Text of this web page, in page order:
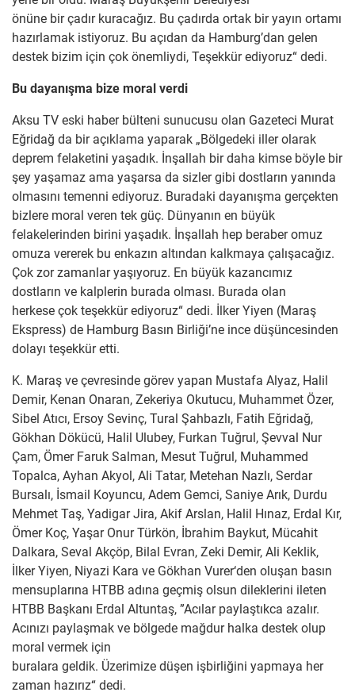
önüne bir çadır kuracağız. Bu çadırda ortak bir yayın ortamı
hazırlamak istiyoruz. Bu açıdan da Hamburg’dan gelen
destek bizim için çok önemliydi, Teşekkür ediyoruz“ dedi.
Bu dayanışma bize moral verdi
Aksu TV eski haber bülteni sunucusu olan Gazeteci Murat
Eğridağ da bir açıklama yaparak „Bölgedeki iller olarak
deprem felaketini yaşadık. İnşallah bir daha kimse böyle bir
şey yaşamaz ama yaşarsa da sizler gibi dostların yanında
olmasını temenni ediyoruz. Buradaki dayanışma gerçekten
bizlere moral veren tek güç. Dünyanın en büyük
felakelerinden birini yaşadık. İnşallah hep beraber omuz
omuza vererek bu enkazın altından kalkmaya çalışacağız.
Çok zor zamanlar yaşıyoruz. En büyük kazancımız
dostların ve kalplerin burada olması. Burada olan
herkese çok teşekkür ediyoruz“ dedi. İlker Yiyen (Maraş
Ekspress) de Hamburg Basın Birliği’ne ince düşüncesinden
dolayı teşekkür etti.
K. Maraş ve çevresinde görev yapan Mustafa Alyaz, Halil
Demir, Kenan Onaran, Zekeriya Okutucu, Muhammet Özer,
Sibel Atıcı, Ersoy Sevinç, Tural Şahbazlı, Fatih Eğridağ,
Gökhan Dökücü, Halil Ulubey, Furkan Tuğrul, Şevval Nur
Çam, Ömer Faruk Salman, Mesut Tuğrul, Muhammed
Topalca, Ayhan Akyol, Ali Tatar, Metehan Nazlı, Serdar
Bursalı, İsmail Koyuncu, Adem Gemci, Saniye Arık, Durdu
Mehmet Taş, Yadigar Jira, Akif Arslan, Halil Hınaz, Erdal Kır,
Ömer Koç, Yaşar Onur Türkön, İbrahim Baykut, Mücahit
Dalkara, Seval Akçöp, Bilal Evran, Zeki Demir, Ali Keklik,
İlker Yiyen, Niyazi Kara ve Gökhan Vurer‘den oluşan basın
mensuplarına HTBB adına geçmiş olsun dileklerini ileten
HTBB Başkanı Erdal Altuntaş, ”Acılar paylaştıkca azalır.
Acınızı paylaşmak ve bölgede mağdur halka destek olup
moral vermek için
buralara geldik. Üzerimize düşen işbirliğini yapmaya her
zaman hazırız“ dedi.